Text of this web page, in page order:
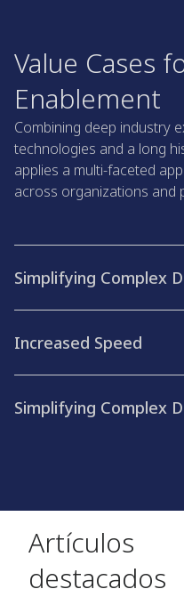
Value Cases
Enablement
Combining deep industry
technologies and a long
applies a multi-faceted
across organizations and
Simplifying Complex
Increased Speed
Simplifying Complex
Artículos
destacados